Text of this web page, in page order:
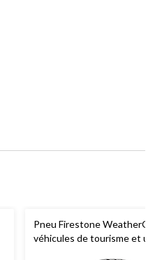
Pneu Firestone
véhicules de tourisme et